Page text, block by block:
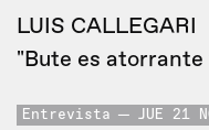
LUIS CALLEGARI
"Bute es
Entrevista JUE 21